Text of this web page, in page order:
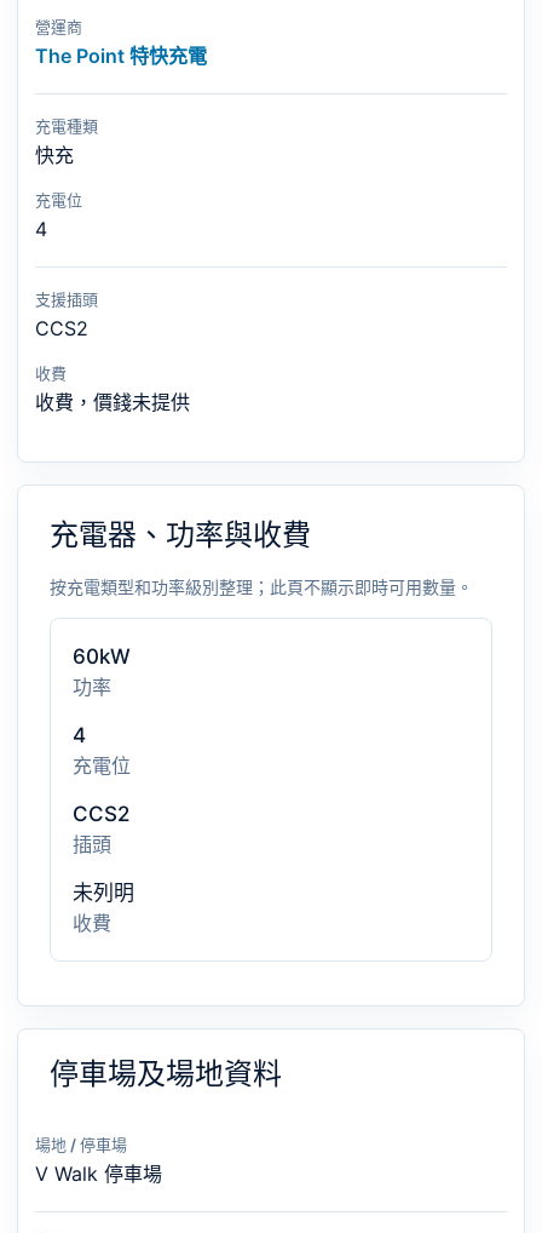
營運商
The Point 特快充電
充電種類
快充
充電位
4
支援插頭
CCS2
收費
收費，價錢未提供
充電器、功率與收費
按充電類型和功率級別整理；此頁不顯示即時可用數量。
60kW
功率
4
充電位
CCS2
插頭
未列明
收費
停車場及場地資料
場地 / 停車場
V Walk 停車場